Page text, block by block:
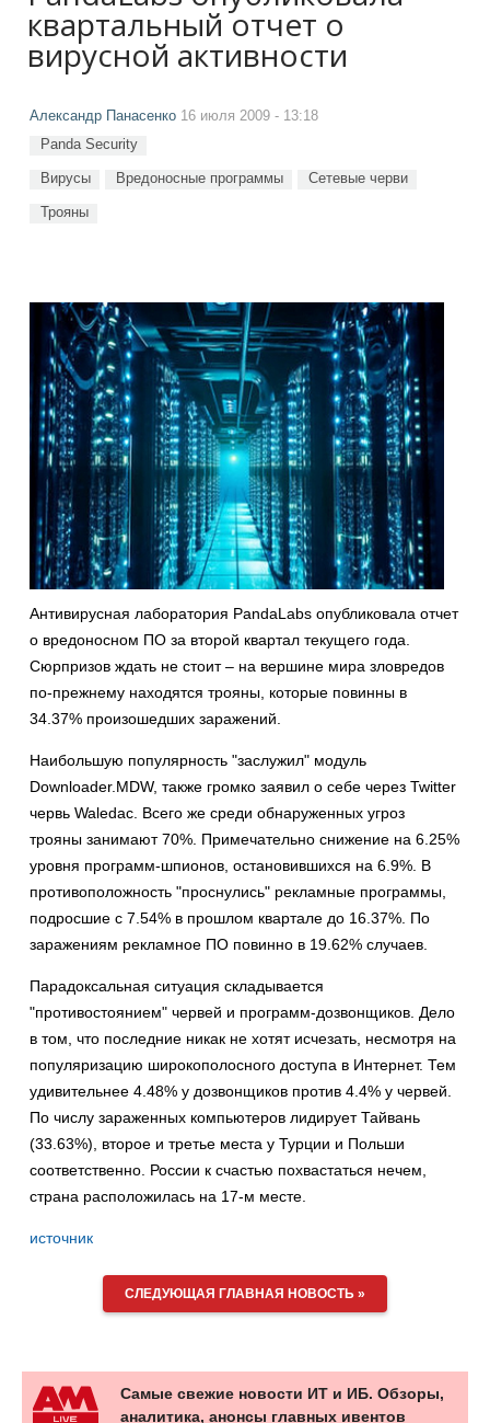
квартальный отчет о
вирусной активности
Александр Панасенко 16 июля 2009 - 13:18
Panda Security
Вирусы Вредоносные программы Сетевые черви
Трояны
Антивирусная лаборатория PandaLabs опубликовала отчет
о вредоносном ПО за второй квартал текущего года.
Сюрпризов ждать не стоит – на вершине мира зловредов
по-прежнему находятся трояны, которые повинны в
34.37% произошедших заражений.
Наибольшую популярность "заслужил" модуль
Downloader.MDW, также громко заявил о себе через Twitter
червь Waledac. Всего же среди обнаруженных угроз
трояны занимают 70%. Примечательно снижение на 6.25%
уровня программ-шпионов, остановившихся на 6.9%. В
противоположность "проснулись" рекламные программы,
подросшие с 7.54% в прошлом квартале до 16.37%. По
заражениям рекламное ПО повинно в 19.62% случаев.
Парадоксальная ситуация складывается
"противостоянием" червей и программ-дозвонщиков. Дело
в том, что последние никак не хотят исчезать, несмотря на
популяризацию широкополосного доступа в Интернет. Тем
удивительнее 4.48% у дозвонщиков против 4.4% у червей.
По числу зараженных компьютеров лидирует Тайвань
(33.63%), второе и третье места у Турции и Польши
соответственно. России к счастью похвастаться нечем,
страна расположилась на 17-м месте.
источник
СЛЕДУЮЩАЯ ГЛАВНАЯ НОВОСТЬ »
Самые свежие новости ИТ и ИБ. Обзоры,
аналитика, анонсы главных ивентов